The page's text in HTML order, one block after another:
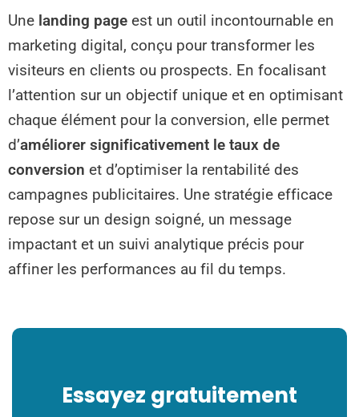
Une landing page est un outil incontournable en
marketing digital, conçu pour transformer les
visiteurs en clients ou prospects. En focalisant
l’attention sur un objectif unique et en optimisant
chaque élément pour la conversion, elle permet
d’améliorer significativement le taux de
conversion et d’optimiser la rentabilité des
campagnes publicitaires. Une stratégie efficace
repose sur un design soigné, un message
impactant et un suivi analytique précis pour
affiner les performances au fil du temps.
Essayez gratuitement